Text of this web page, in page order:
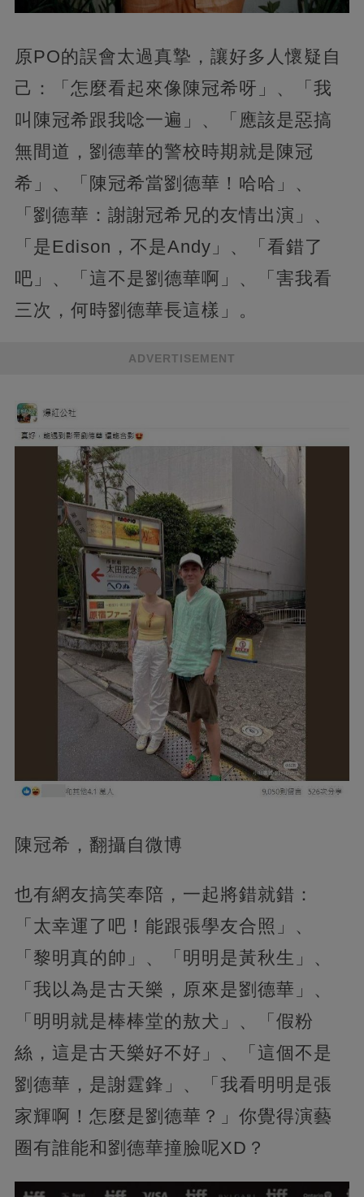
原PO的誤會太過真摯，讓好多人懷疑自
己：「怎麼看起來像陳冠希呀」、「我
叫陳冠希跟我唸一遍」、「應該是惡搞
無間道，劉德華的警校時期就是陳冠
希」、「陳冠希當劉德華！哈哈」、
「劉德華：謝謝冠希兄的友情出演」、
「是Edison，不是Andy」、「看錯了
吧」、「這不是劉德華啊」、「害我看
三次，何時劉德華長這樣」。
ADVERTISEMENT
陳冠希，翻攝自微博
也有網友搞笑奉陪，一起將錯就錯：
「太幸運了吧！能跟張學友合照」、
「黎明真的帥」、「明明是黃秋生」、
「我以為是古天樂，原來是劉德華」、
「明明就是棒棒堂的敖犬」、「假粉
絲，這是古天樂好不好」、「這個不是
劉德華，是謝霆鋒」、「我看明明是張
家輝啊！怎麼是劉德華？」你覺得演藝
圈有誰能和劉德華撞臉呢XD？